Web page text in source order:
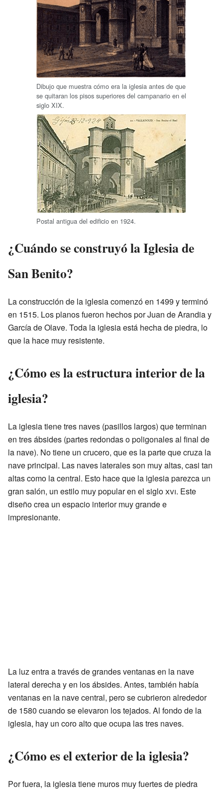
Dibujo que muestra cómo era la iglesia antes de que
se quitaran los pisos superiores del campanario en el
siglo XIX.
Postal antigua del edificio en 1924.
¿Cuándo se construyó la Iglesia de
San Benito?
La construcción de la iglesia comenzó en 1499 y terminó
en 1515. Los planos fueron hechos por Juan de Arandia y
García de Olave. Toda la iglesia está hecha de piedra, lo
que la hace muy resistente.
¿Cómo es la estructura interior de la
iglesia?
La iglesia tiene tres naves (pasillos largos) que terminan
en tres ábsides (partes redondas o poligonales al final de
la nave). No tiene un crucero, que es la parte que cruza la
nave principal. Las naves laterales son muy altas, casi tan
altas como la central. Esto hace que la iglesia parezca un
gran salón, un estilo muy popular en el sigloxvi. Este
diseño crea un espacio interior muy grande e
impresionante.
La luz entra a través de grandes ventanas en la nave
lateral derecha y en los ábsides. Antes, también había
ventanas en la nave central, pero se cubrieron alrededor
de 1580 cuando se elevaron los tejados. Al fondo de la
iglesia, hay un coro alto que ocupa las tres naves.
¿Cómo es el exterior de la iglesia?
Por fuera, la iglesia tiene muros muy fuertes de piedra